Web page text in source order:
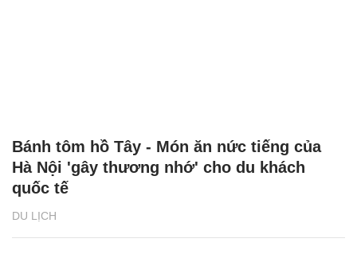
DU LỊCH
Bánh tôm hồ Tây - Món ăn nức tiếng của
Hà Nội 'gây thương nhớ' cho du khách
quốc tế